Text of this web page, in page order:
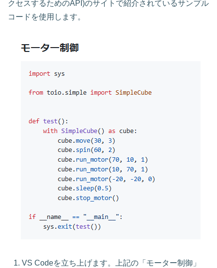
クセスするためのAPI)のサイトで紹介されているサンプル
コードを使用します。
VS Codeを立ち上げます。上記の「モーター制御」